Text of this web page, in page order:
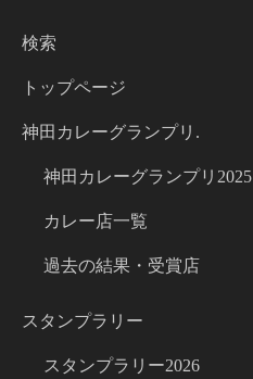
検索
トップページ
神田カレーグランプリ.
神田カレーグランプリ2025
カレー店一覧
過去の結果・受賞店
スタンプラリー
スタンプラリー2026